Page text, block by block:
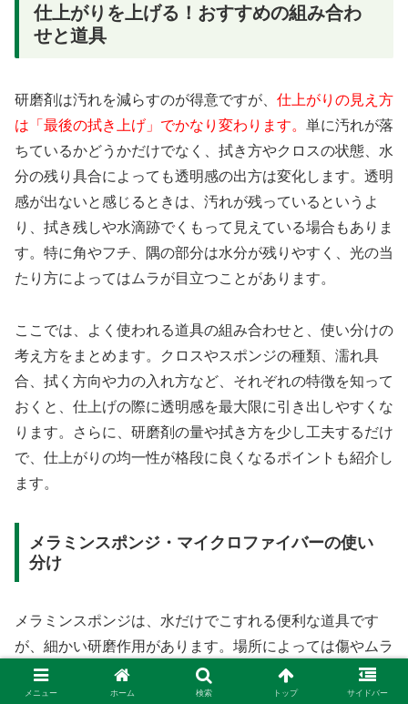
仕上がりを上げる！おすすめの組み合わ
せと道具
研磨剤は汚れを減らすのが得意ですが、 仕上がりの見え方
は「最後の拭き上げ」でかなり変わります。 単に汚れが落
ちているかどうかだけでなく、拭き方やクロスの状態、水
分の残り具合によっても透明感の出方は変化します。透明
感が出ないと感じるときは、汚れが残っているというよ
り、拭き残しや水滴跡でくもって見えている場合もありま
す。特に角やフチ、隅の部分は水分が残りやすく、光の当
たり方によってはムラが目立つことがあります。
ここでは、よく使われる道具の組み合わせと、使い分けの
考え方をまとめます。クロスやスポンジの種類、濡れ具
合、拭く方向や力の入れ方など、それぞれの特徴を知って
おくと、仕上げの際に透明感を最大限に引き出しやすくな
ります。さらに、研磨剤の量や拭き方を少し工夫するだけ
で、仕上がりの均一性が格段に良くなるポイントも紹介し
ます。
メラミンスポンジ・マイクロファイバーの使い
分け
メラミンスポンジは、水だけでこすれる便利な道具です
が、細かい研磨作用があります。場所によっては傷やムラ
の原因になることもあるため、ガラスや鏡で使うときは必
ず目立たない場所で試すのが安心です。使う際は力加減に
メニュー ホーム 検索 トップ サイドバー